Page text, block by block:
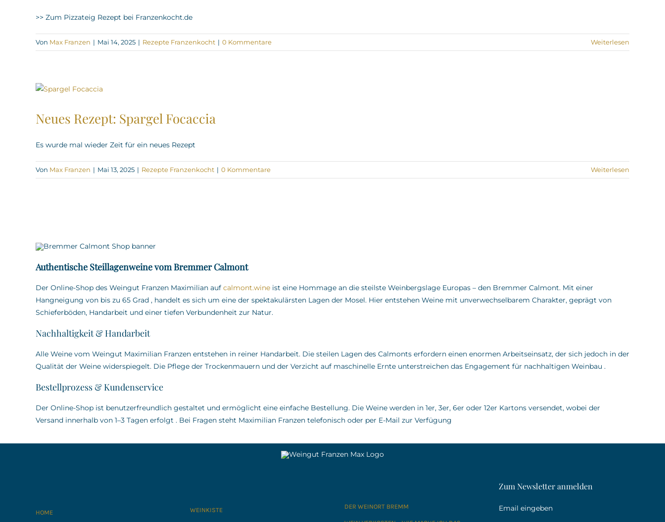
>> Zum Pizzateig Rezept bei Franzenkocht.de
Von Max Franzen | Mai 14, 2025 | Rezepte Franzenkocht | 0 Kommentare Weiterlesen
Neues Rezept: Spargel Focaccia
Es wurde mal wieder Zeit für ein neues Rezept
Von Max Franzen | Mai 13, 2025 | Rezepte Franzenkocht | 0 Kommentare Weiterlesen
Authentische Steillagenweine vom Bremmer Calmont
Der Online-Shop des Weingut Franzen Maximilian auf calmont.wineist eine Hommage an die steilste Weinbergslage Europas – den Bremmer Calmont. Mit einer
Hangneigung von bis zu 65 Grad, handelt es sich um eine der spektakulärsten Lagen der Mosel. Hier entstehen Weine mit unverwechselbarem Charakter, geprägt von
Schieferböden, Handarbeit und einer tiefen Verbundenheit zur Natur.
Nachhaltigkeit & Handarbeit
Alle Weine vom Weingut Maximilian Franzen entstehen in reiner Handarbeit. Die steilen Lagen des Calmonts erfordern einen enormen Arbeitseinsatz, der sich jedoch in der
Qualität der Weine widerspiegelt. Die Pflege der Trockenmauern und der Verzicht auf maschinelle Ernte unterstreichen das Engagement für nachhaltigen Weinbau .
Bestellprozess & Kundenservice
Der Online-Shop ist benutzerfreundlich gestaltet und ermöglicht eine einfache Bestellung. Die Weine werden in 1er, 3er, 6er oder 12er Kartons versendet, wobei der
Versand innerhalb von 1–3 Tagen erfolgt . Bei Fragen steht Maximilian Franzen telefonisch oder per E-Mail zur Verfügung
HOME WEINKISTE DER WEINORT BREMM
Zum Newsletter anmelden
Email eingeben